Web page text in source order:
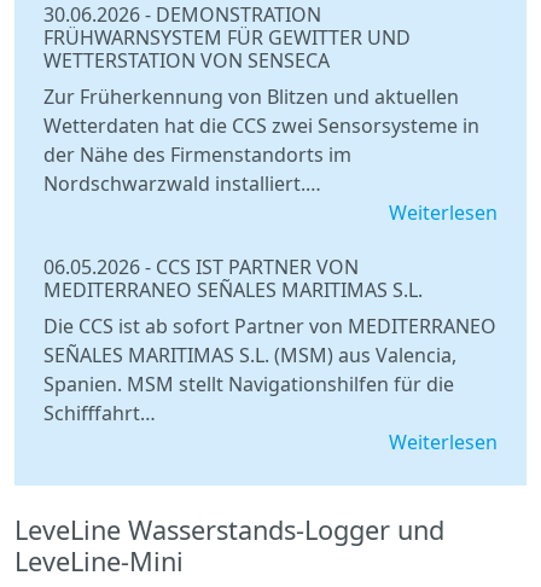
30.06.2026- DEMONSTRATION
FRÜHWARNSYSTEM FÜR GEWITTER UND
WETTERSTATION VON SENSECA
Zur Früherkennung von Blitzen und aktuellen
Wetterdaten hat die CCS zwei Sensorsysteme in
der Nähe des Firmenstandorts im
Nordschwarzwald installiert.…
Weiterlesen
06.05.2026- CCS IST PARTNER VON
MEDITERRANEO SEÑALES MARITIMAS S.L.
Die CCS ist ab sofort Partner von MEDITERRANEO
SEÑALES MARITIMAS S.L. (MSM) aus Valencia,
Spanien. MSM stellt Navigationshilfen für die
Schifffahrt…
Weiterlesen
LeveLine Wasserstands-Logger und
LeveLine-Mini